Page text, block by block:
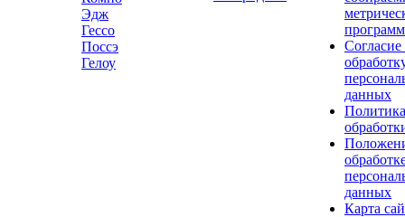
Эдж
Гессо
Поссэ
Гелоу
Согласие
данных
Политика
данных
Карта